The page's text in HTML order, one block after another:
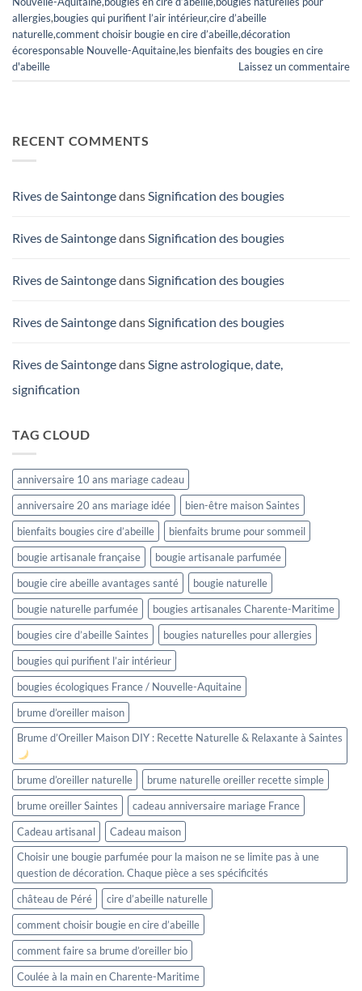
allergies,bougies qui purifient l’air intérieur,cire d’abeille
naturelle,comment choisir bougie en cire d’abeille,décoration
écoresponsable Nouvelle-Aquitaine,les bienfaits des bougies en cire
d'abeille
Laissez un commentaire
RECENT COMMENTS
Rives de SaintongedansSignification des bougies
Rives de SaintongedansSignification des bougies
Rives de SaintongedansSignification des bougies
Rives de SaintongedansSignification des bougies
Rives de SaintongedansSigne astrologique, date,
signification
TAG CLOUD
anniversaire 10 ans mariage cadeau
anniversaire 20 ans mariage idée
bien-être maison Saintes
bienfaits bougies cire d’abeille
bienfaits brume pour sommeil
bougie artisanale française
bougie artisanale parfumée
bougie cire abeille avantages santé
bougie naturelle
bougie naturelle parfumée
bougies artisanales Charente-Maritime
bougies cire d’abeille Saintes
bougies naturelles pour allergies
bougies qui purifient l’air intérieur
bougies écologiques France / Nouvelle-Aquitaine
brume d’oreiller maison
Brume d’Oreiller Maison DIY : Recette Naturelle & Relaxante à Saintes
brume d’oreiller naturelle
brume naturelle oreiller recette simple
brume oreiller Saintes
cadeau anniversaire mariage France
Cadeau artisanal
Cadeau maison
Choisir une bougie parfumée pour la maison ne se limite pas à une
question de décoration. Chaque pièce a ses spécificités
château de Péré
cire d’abeille naturelle
comment choisir bougie en cire d’abeille
comment faire sa brume d’oreiller bio
Coulée à la main en Charente-Maritime